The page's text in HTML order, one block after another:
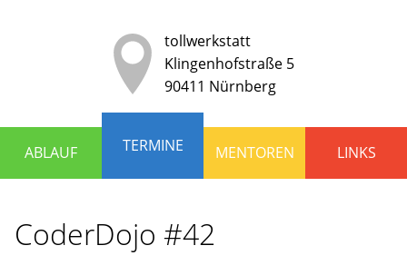
bis
17
Jahren,
lernen
und
haben
wollen.
tollwerkstatt
Klingenhofstraße 5
90411 Nürnberg
ABLAUF TERMINE MENTOREN LINKS
CoderDojo #42